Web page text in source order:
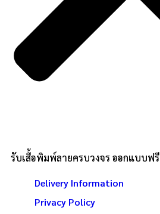
รับเสื้อพิมพ์ลายครบวงจร ออกแบบฟรี
Delivery Information
Privacy Policy